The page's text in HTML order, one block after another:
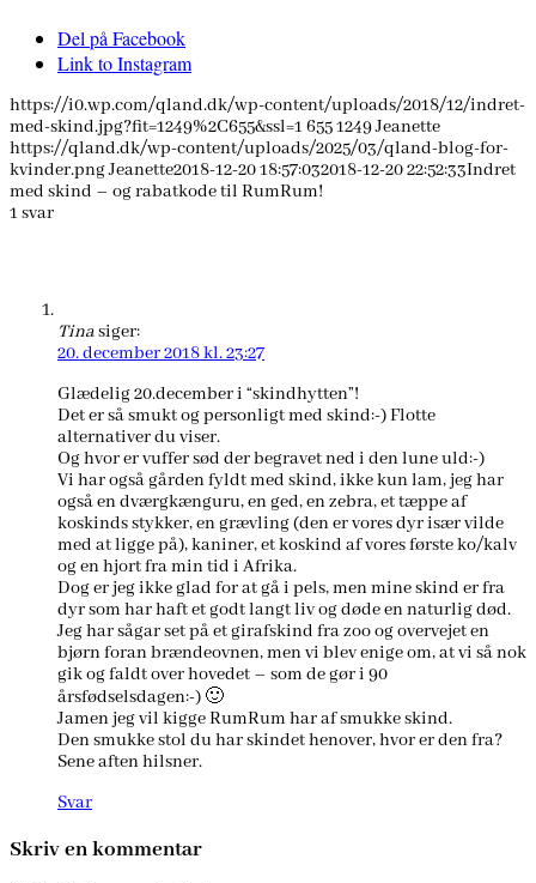
Del på Facebook
Link to Instagram
https://i0.wp.com/qland.dk/wp-content/uploads/2018/12/indret-
med-skind.jpg?fit=1249%2C655&ssl=1 6551249Jeanette
https://qland.dk/wp-content/uploads/2025/03/qland-blog-for-
kvinder.pngJeanette2018-12-20 18:57:032018-12-20 22:52:33Indret
med skind – og rabatkode til RumRum!
1 svar
Tinasiger:
20. december 2018 kl. 23:27
Glædelig 20.december i “skindhytten”!
Det er så smukt og personligt med skind:-) Flotte
alternativer du viser.
Og hvor er vuffer sød der begravet ned i den lune uld:-)
Vi har også gården fyldt med skind, ikke kun lam, jeg har
også en dværgkænguru, en ged, en zebra, et tæppe af
koskinds stykker, en grævling (den er vores dyr især vilde
med at ligge på), kaniner, et koskind af vores første ko/kalv
og en hjort fra min tid i Afrika.
Dog er jeg ikke glad for at gå i pels, men mine skind er fra
dyr som har haft et godt langt liv og døde en naturlig død.
Jeg har sågar set på et girafskind fra zoo og overvejet en
bjørn foran brændeovnen, men vi blev enige om, at vi så nok
gik og faldt over hovedet – som de gør i 90
årsfødselsdagen:-) 🙂
Jamen jeg vil kigge RumRum har af smukke skind.
Den smukke stol du har skindet henover, hvor er den fra?
Sene aften hilsner.
Svar
Skriv en kommentar